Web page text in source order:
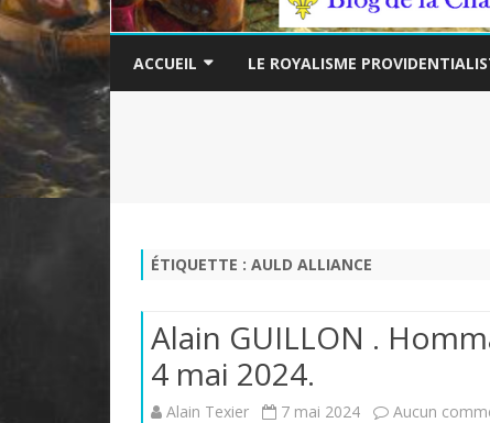
ACCUEIL LE ROYALISME
ÉTIQUETTE : AULD ALLIANCE
Alain GUILLON .
4 mai 2024.
Alain Texier 7 mai 2024 Aucun